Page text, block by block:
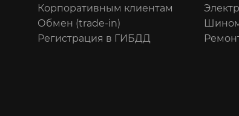
Корпоративным клиентам
Обмен (trade-in)
Регистрация в ГИБДД